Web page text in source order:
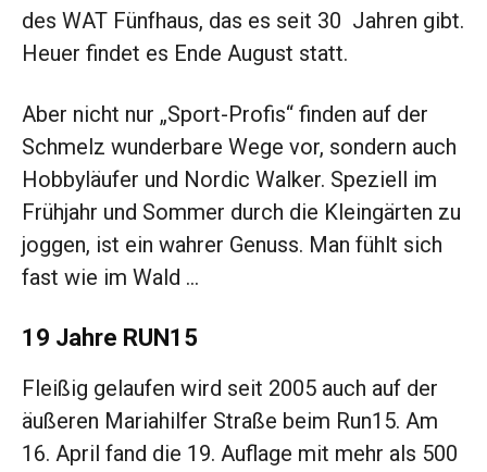
des WAT Fünfhaus, das es seit 30 Jahren gibt.
Heuer findet es Ende August statt.
Aber nicht nur „Sport-Profis“ finden auf der
Schmelz wunderbare Wege vor, sondern auch
Hobbyläufer und Nordic Walker. Speziell im
Frühjahr und Sommer durch die Kleingärten zu
joggen, ist ein wahrer Genuss. Man fühlt sich
fast wie im Wald …
19 Jahre RUN15
Fleißig gelaufen wird seit 2005 auch auf der
äußeren Mariahilfer Straße beim Run15. Am
16. April fand die 19. Auflage mit mehr als 500